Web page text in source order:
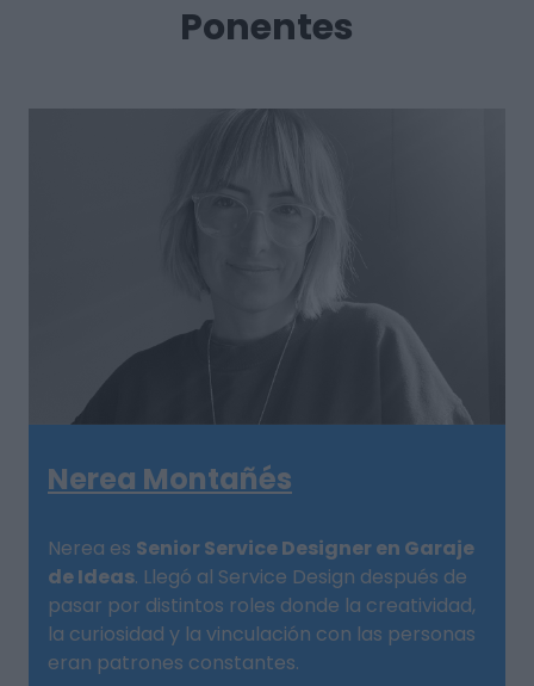
Ponentes
Nerea Montañés
Nerea es Senior Service Designer en Garaje
de Ideas. Llegó al Service Design después de
pasar por distintos roles donde la creatividad,
la curiosidad y la vinculación con las personas
eran patrones constantes.